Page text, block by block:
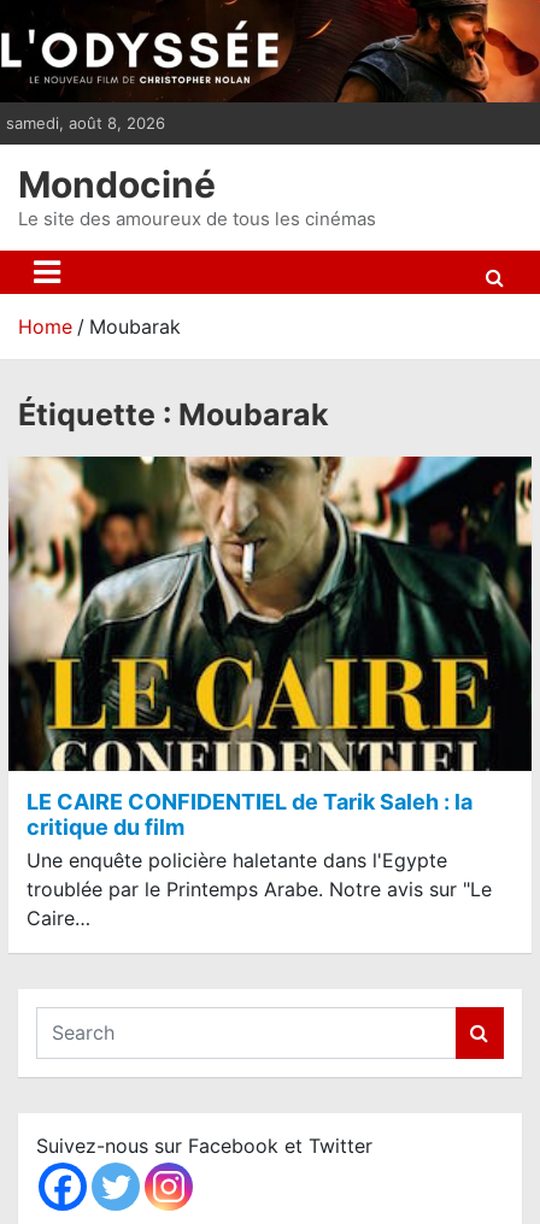
i
p
n
t
samedi, août 8, 2026
Mondociné
Le site des amoureux de tous les cinémas
Home Moubarak
Étiquette : Moubarak
LE CAIRE CONFIDENTIEL de Tarik Saleh : la
critique du film
Une enquête policière haletante dans l'Egypte
troublée par le Printemps Arabe. Notre avis sur "Le
Caire…
a
c
h
Suivez-nous sur Facebook et Twitter